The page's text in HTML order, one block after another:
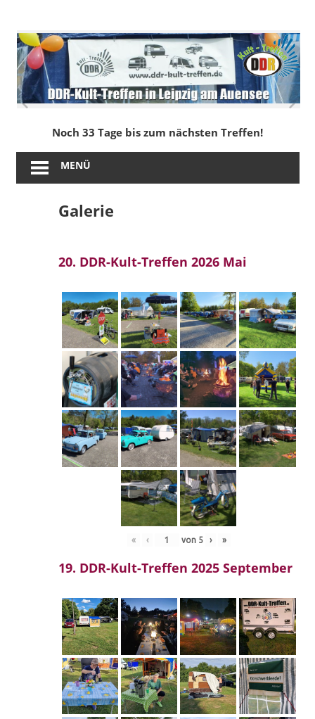
springen
DDR-
Kult-
Treffen
in
Leipzig
am
Noch 33 Tage bis zum nächsten Treffen!
MENÜ
Galerie
20. DDR-Kult-Treffen 2026 Mai
« ‹ von 5 › »
19. DDR-Kult-Treffen 2025 September